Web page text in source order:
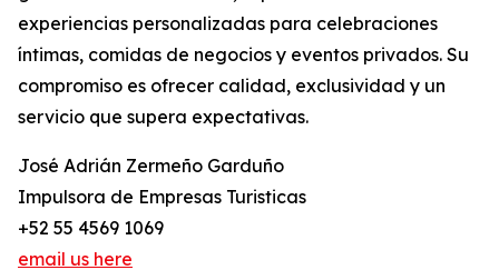
experiencias personalizadas para celebraciones
íntimas, comidas de negocios y eventos privados. Su
compromiso es ofrecer calidad, exclusividad y un
servicio que supera expectativas.
José Adrián Zermeño Garduño
Impulsora de Empresas Turisticas
+52 55 4569 1069
email us here